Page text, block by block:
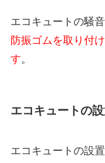
エコキュートの騒
防振ゴムを取り付
す。
エコキュートの
エコキュートの設